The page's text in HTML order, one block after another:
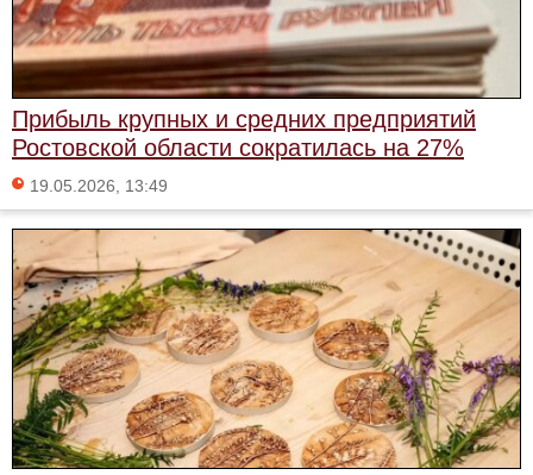
Прибыль крупных и средних предприятий
Ростовской области сократилась на 27%
19.05.2026, 13:49